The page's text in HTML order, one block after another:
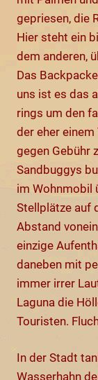
gepriesen, die
Hier steht ein
dem anderen,
Das
uns ist es das
rings um den
der eher
gegen Gebühr
Sandbuggys
im Wohnmobil
Stellplätze auf
Abstand
einzige
daneben mit
immer irrer
Laguna die
Touristen.
In der Stadt
Wasserhahn